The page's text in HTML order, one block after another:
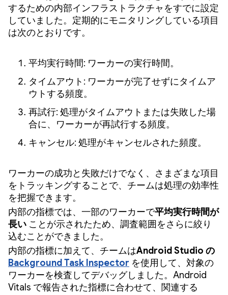
するための内部インフラストラクチャをすでに設定
していました。定期的にモニタリングしている項目
は次のとおりです。
平均実行時間: ワーカーの実行時間。
タイムアウト: ワーカーが完了せずにタイムア
ウトする頻度。
再試行: 処理がタイムアウトまたは失敗した場
合に、ワーカーが再試行する頻度。
キャンセル: 処理がキャンセルされた頻度。
ワーカーの成功と失敗だけでなく、さまざまな項目
をトラッキングすることで、チームは処理の効率性
を把握できます。
内部の指標では、一部のワーカーで平均実行時間が
長い ことが示されたため、調査範囲をさらに絞り
込むことができました。
内部の指標に加えて、チームはAndroid Studio の
Background Task Inspector を使用して、対象の
ワーカーを検査してデバッグしました。Android
Vitals で報告された指標に合わせて、関連する